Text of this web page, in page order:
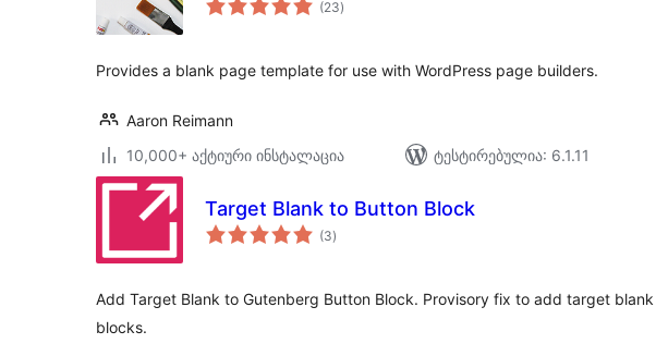
(23რეიტინგი
)
Provides a blank page template for use with WordPress page builders.
Aaron Reimann
10,000+ აქტიური ინსტალაცია
ტესტირებულია: 6.1.11
Target Blank to Button Block
(3საერთო
რეიტინგი
)
Add Target Blank to Gutenberg Button Block. Provisory fix to add target
blocks.